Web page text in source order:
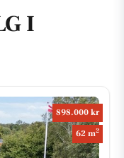
I
898.000 kr
62 m2